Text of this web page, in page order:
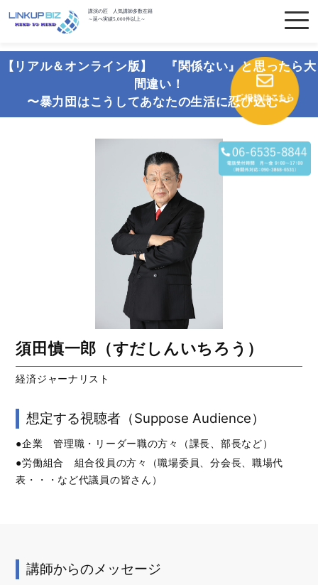
講演の匠 人気講師多数在籍
～延べ実績5,000件以上～
【リアル＆オンライン版】 『関係ない』と思ったら大
間違い！
〜暴力団はこうしてあなたの生活に忍び込む〜
須田慎一郎（すだしんいちろう）
経済ジャーナリスト
想定する視聴者（Suppose Audience）
●企業 管理職・リーダー職の方々（課長、部長など）
●労働組合 組合役員の方々（職場委員、分会長、職場代
表・・・など代議員の皆さん）
講師からのメッセージ